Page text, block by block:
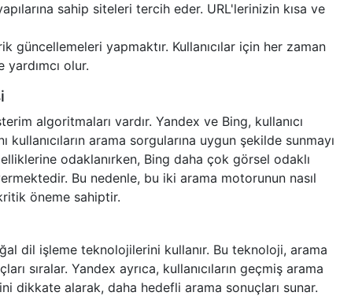
sahip siteleri tercih eder. URL'lerinizin kısa ve
yapmaktır. Kullanıcılar için her zaman
olur.
algoritmaları vardır. Yandex ve Bing, kullanıcı
arama sorgularına uygun şekilde sunmayı
odaklanırken, Bing daha çok görsel odaklı
Bu nedenle, bu iki arama motorunun nasıl
öneme sahiptir.
dil işleme teknolojilerini kullanır. Bu teknoloji, arama
sıralar. Yandex ayrıca, kullanıcıların geçmiş arama
dikkate alarak, daha hedefli arama sonuçları sunar.